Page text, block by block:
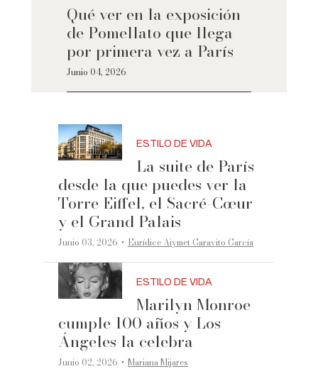
Qué ver en la exposición
de Pomellato que llega
por primera vez a París
Junio 04, 2026
ESTILO DE VIDA
La suite de París
desde la que puedes ver la
Torre Eiffel, el Sacré-Cœur
y el Grand Palais
Junio 03, 2026 ·Eurídice Aiymet Garavito García
ESTILO DE VIDA
Marilyn Monroe
cumple 100 años y Los
Ángeles la celebra
Junio 02, 2026 ·Mariana Mijares